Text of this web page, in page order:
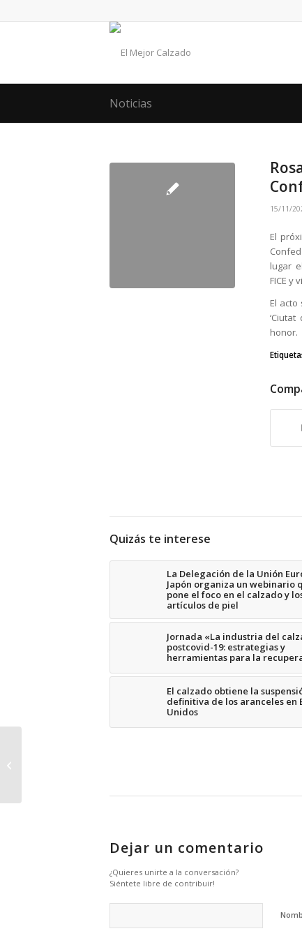
Noticias
15/11/
El
lugar
FICE y
El
honor.
Quizás te interese
La Delegación de la Unión
Japón organiza un webinario
pone el foco en el calzado y
artículos de piel
Jornada «La industria del
postcovid-19: estrategias y
herramientas para la
El calzado obtiene la
definitiva de los aranceles en
Unidos
Dejar un comentario
¿Quieres unirte a la conversación?
Siéntete libre de contribuir!